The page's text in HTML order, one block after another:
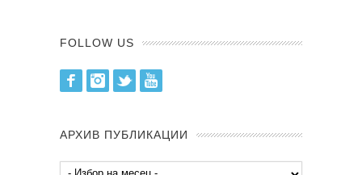
FOLLOW US
FacebookInstagram
Twitter
АРХИВ ПУБЛИКАЦИИ
Архив